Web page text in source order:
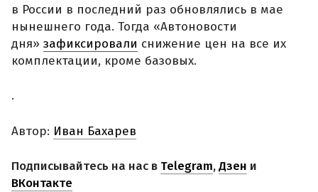
в России в последний раз обновлялись в мае
нынешнего года. Тогда «Автоновости
дня» зафиксировали снижение цен на все их
комплектации, кроме базовых.
.
Автор: Иван Бахарев
Подписывайтесь на нас в Telegram,Дзен и
ВКонтакте